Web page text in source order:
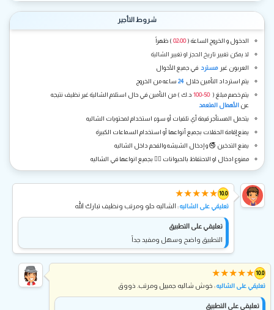
شروط التأجير
الدخول و الخروج الساعة (02:00 ) ظهراً
لا يمكن تغيير تاريخ الحجز او تغيير الشالية
العربون غير مسترد في جميع الأحوال
يتم استرداد التأمين خلال 24
ساعه من الخروج
يتم خصم مبلغ ( 50-100
د.ك ) من التأمين في حال استلام الشالية غير نظيف نتيجه
عن الأهمال المتعمد
يتحمل المستأجر قيمة أي تلفيات أو سوء استخدام لمحتويات الشاليه
يمنع إقامة الحفلات بجميع أنواعها أو استخدام السماعات الكبيرة
يمنع التدخين 🚭 و إدخال الشيشه والفحم داخل الشاليه
ممنوع ادخال او الاحتفاظ بالحيوانات 🐕‍🦺 بجميع انواعها في الشاليه
10.0
★
★
★
★
★
تعليقي على الشاليه: الشاليه حلو ومرتب ونظيف تبارك الله
تعليقي على التطبيق
التطبيق واضح وسهل ومفيد جداً
10.0
★
★
★
★
★
تعليقي على الشاليه: خوش شاليه جمييل ومرتب. ذووق
تعليقي على التطبيق